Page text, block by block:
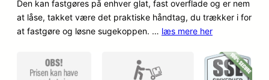
Den kan fastgøres på enhver glat, fast overflade og er nem
at låse, takket være det praktiske håndtag, du trækker i for
at fastgøre og løsne sugekoppen. … læs mere her